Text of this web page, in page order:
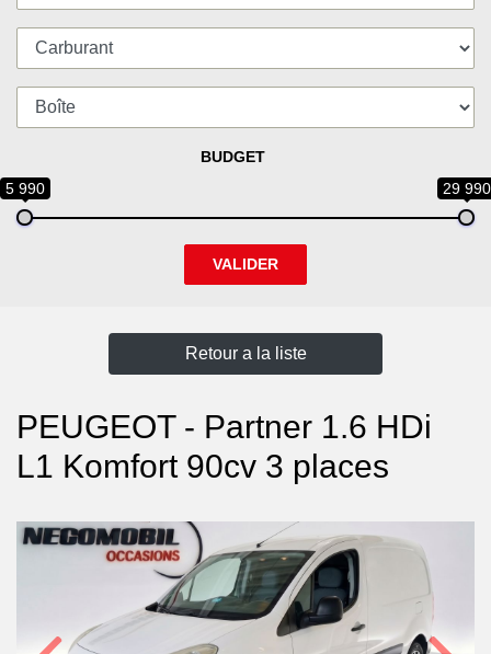
BUDGET
5 990
29 990
VALIDER
PEUGEOT - Partner 1.6 HDi
L1 Komfort 90cv 3 places
Retour a la liste